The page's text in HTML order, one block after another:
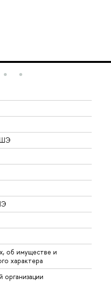
об имуществе и
характера
организации